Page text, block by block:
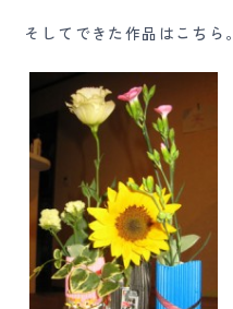
そしてできた作品はこちら。